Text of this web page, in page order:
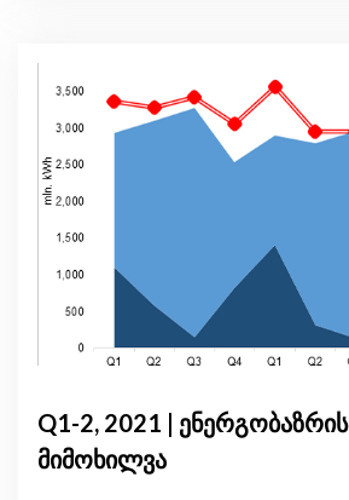
Q1-2, 2021 | ენერგობაზრის
მიმოხილვა